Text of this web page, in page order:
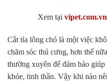
Xem tại vipet.com.vn
Cắt tỉa lông chó là một việc
chăm sóc thú cưng, hơn thế
thường xuyên để đảm bảo
khỏe, tinh thần. Vậy khi nào